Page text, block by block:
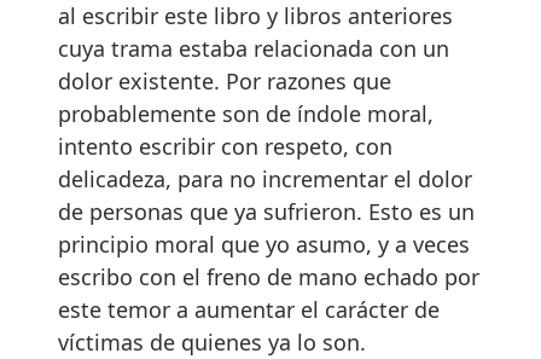
al escribir este libro y libros anteriores
cuya trama estaba relacionada con un
dolor existente. Por razones que
probablemente son de índole moral,
intento escribir con respeto, con
delicadeza, para no incrementar el dolor
de personas que ya sufrieron. Esto es un
principio moral que yo asumo, y a veces
escribo con el freno de mano echado por
este temor a aumentar el carácter de
víctimas de quienes ya lo son.